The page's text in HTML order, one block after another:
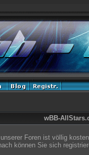
wBB-
Foren ist völlig
können Sie sich